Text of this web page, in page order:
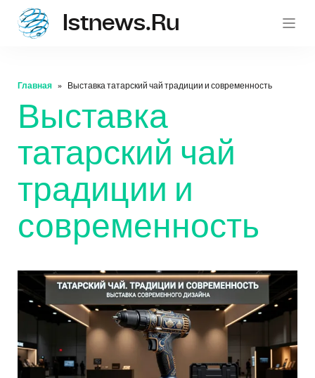
Istnews.ru
Главная Выставка татарский чай традиции и современность
Выставка
татарский чай
традиции и
современность